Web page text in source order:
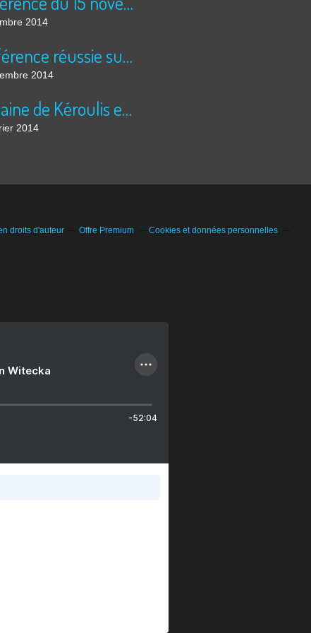
2014
Conférence réussie sur les usines Soler et la laiterie de Nolet!!!
2014
Domaine de Kéroulis en Algérie (ancienne propriétée de la famille Germain)
2014
droits d'auteur Offre Premium
Cookies et données personnelles
Witecka
-52:04